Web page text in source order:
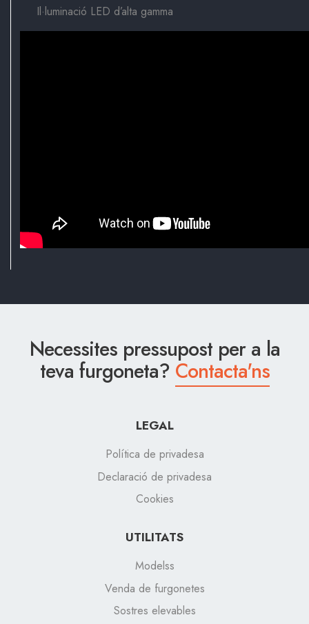
Il·luminació LED d’alta gamma
Necessites pressupost per a la
teva furgoneta? Contacta'ns
LEGAL
Política de privadesa
Declaració de privadesa
Cookies
UTILITATS
Modelss
Venda de furgonetes
Sostres elevables